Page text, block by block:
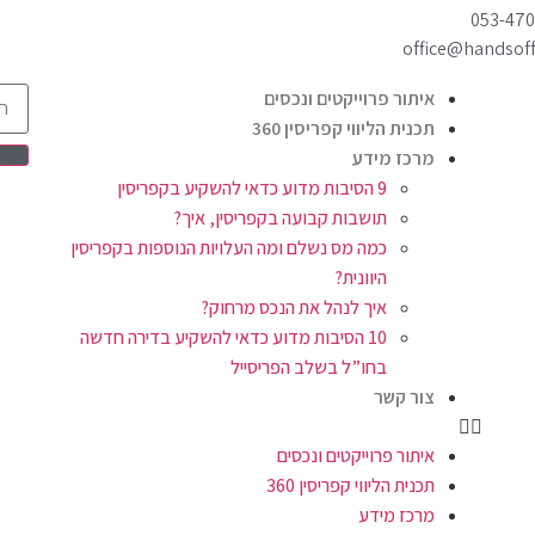
053-
איתור פרוייקטים ונכסים
תכנית הליווי קפריסין 360
מרכז מידע
9 הסיבות מדוע כדאי להשקיע בקפריסין
תושבות קבועה בקפריסין, איך?
כמה מס נשלם ומה העלויות הנוספות בקפריסין
היוונית?
איך לנהל את הנכס מרחוק?
10 הסיבות מדוע כדאי להשקיע בדירה חדשה
בחו”ל בשלב הפריסייל
צור קשר
איתור פרוייקטים ונכסים
תכנית הליווי קפריסין 360
מרכז מידע